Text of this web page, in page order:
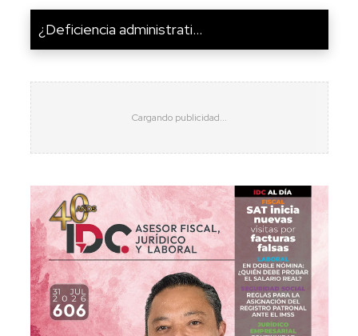
¿Deficiencia administrati...